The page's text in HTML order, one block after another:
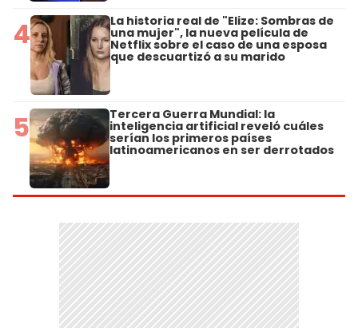
4 La historia real de "Elize: Sombras de
una mujer", la nueva película de
Netflix sobre el caso de una esposa
que descuartizó a su marido
5 Tercera Guerra Mundial: la
inteligencia artificial reveló cuáles
serían los primeros países
latinoamericanos en ser derrotados